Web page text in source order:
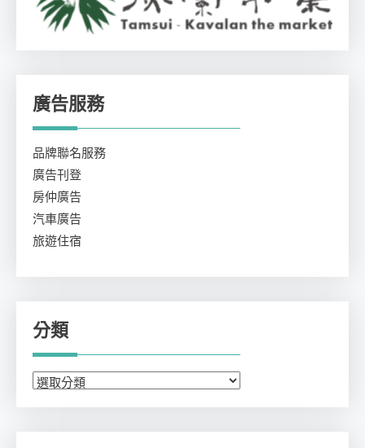
廣告服務
品牌聯名服務
廣告刊登
房仲廣告
汽車廣告
旅遊住宿
分類
分